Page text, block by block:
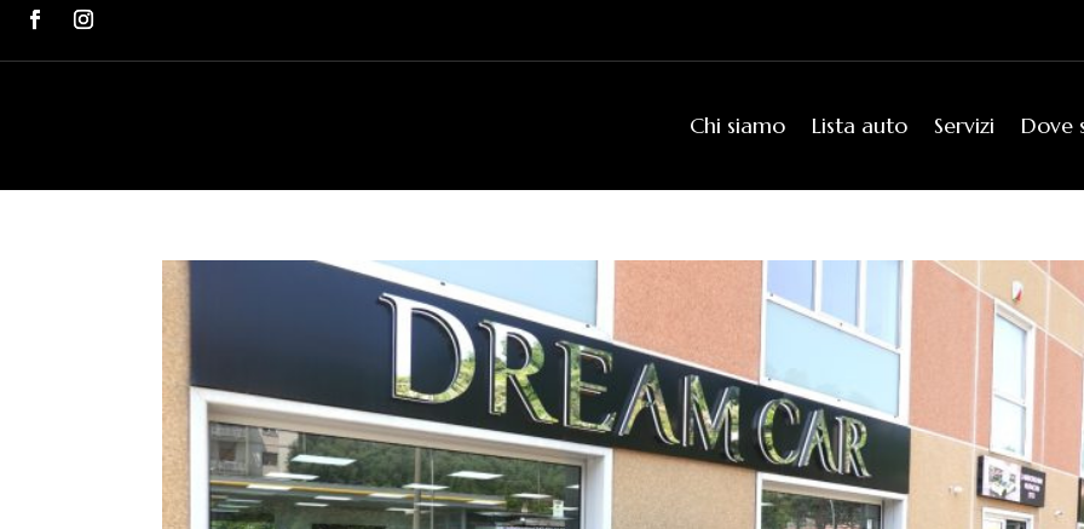
Chi siamo Lista auto Servizi Dove